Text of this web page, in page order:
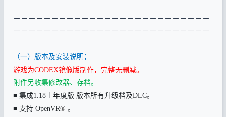
－ －－－－－－－－－－－－－－－－－－－－－－－－－
－－－－－ －－－－－ －－－－－ －－－－－ －－－－－ －
（一）版本及安装说明：
游戏为CODEX镜像版制作，完整无删减。
附件另收集修改器、存档。
■ 集成1.18︱年度版 版本所有升级档及DLC。
■ 支持 OpenVR® 。